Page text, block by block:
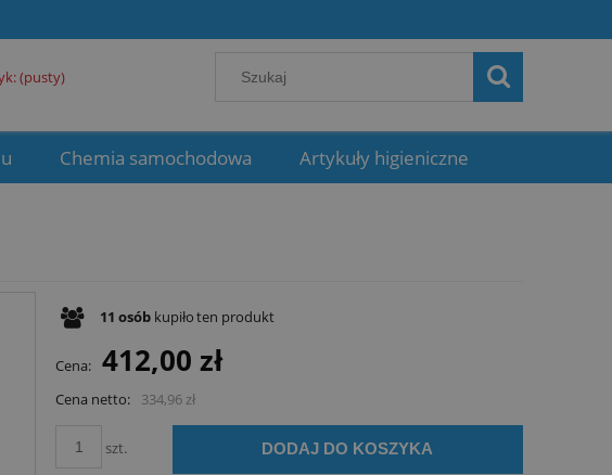
(pusty)
Chemia samochodowa Artykuły higieniczne
11 osób kupiłoten produkt
Cena: 412,00 zł
Cena netto: 334,96 zł
szt. DODAJ DO KOSZYKA